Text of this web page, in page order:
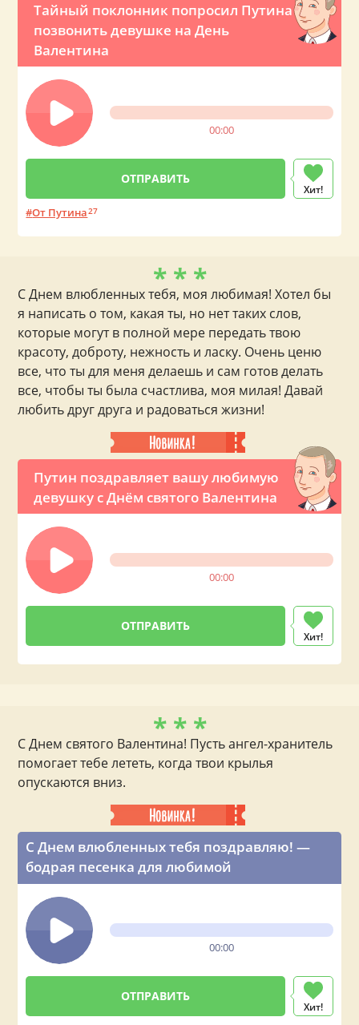
Тайный поклонник попросил Путина
позвонить девушке на День
Валентина
00:00
Хит!
От Путина27
Путин поздравляет вашу любимую
девушку с Днём святого Валентина
00:00
Хит!
* * *
С Днем влюбленных тебя, моя любимая! Хотел бы
я написать о том, какая ты, но нет таких слов,
которые могут в полной мере передать твою
красоту, доброту, нежность и ласку. Очень ценю
все, что ты для меня делаешь и сам готов делать
все, чтобы ты была счастлива, моя милая! Давай
любить друг друга и радоваться жизни!
С Днем влюбленных тебя поздравляю! —
бодрая песенка для любимой
00:00
Хит!
* * *
С Днем святого Валентина! Пусть ангел-хранитель
помогает тебе лететь, когда твои крылья
опускаются вниз.